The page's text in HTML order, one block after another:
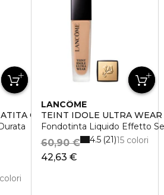
OCCHI
LANCÔME
TEINT IDOLE ULTRA WEAR
Fondotinta Liquido Effetto
42,63 €
60,90 € 15 colori
4.5 21